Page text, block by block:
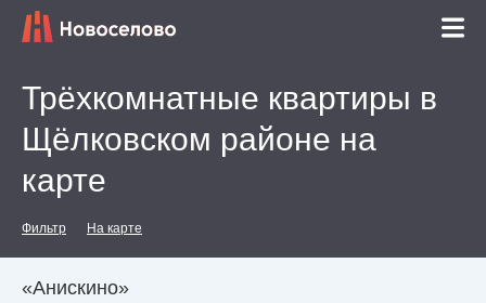
Трёхкомнатные квартиры в
Щёлковском районе на
карте
Фильтр На карте
«Анискино»